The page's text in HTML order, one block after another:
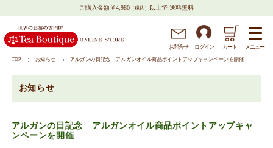
ご購入金額￥4,980 （税込） 以上で 送料無料
お問合せ ログイン カート メニュー
TOP お知らせ アルガンの日記念 アルガンオイル商品ポイントアップキャンペーンを開催
お知らせ
アルガンの日記念 アルガンオイル商品ポイントアップキャ
ンペーンを開催